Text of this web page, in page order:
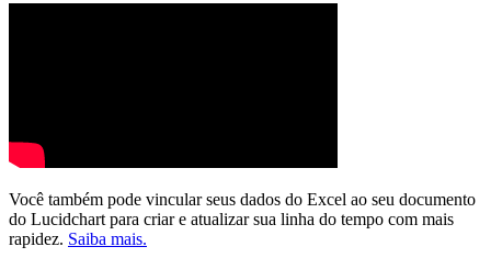
Você também pode vincular seus dados do Excel ao seu documento
do Lucidchart para criar e atualizar sua linha do tempo com mais
rapidez. Saiba mais.